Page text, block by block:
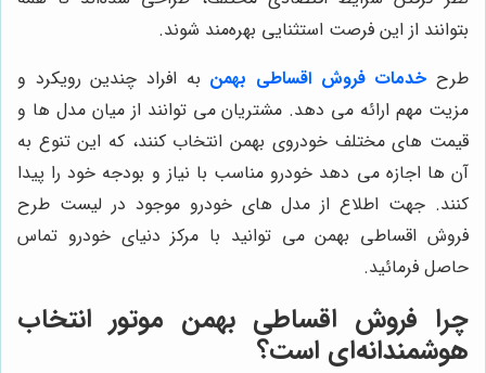
بتوانند از این فرصت استثنایی بهره‌مند شوند.
طرح‌ خدمات فروش اقساطی بهمن به افراد چندین رویکرد و
مزیت مهم ارائه می دهد. مشتریان می توانند از میان مدل ها و
قیمت های مختلف خودروی بهمن انتخاب کنند، که این تنوع به
آن ها اجازه می دهد خودرو مناسب با نیاز و بودجه خود را پیدا
کنند. جهت اطلاع از مدل های خودرو موجود در لیست طرح
فروش اقساطی بهمن می توانید با مرکز دنیای خودرو تماس
حاصل فرمائید.
چرا فروش اقساطی بهمن موتورانتخاب
هوشمندانه‌ای است؟